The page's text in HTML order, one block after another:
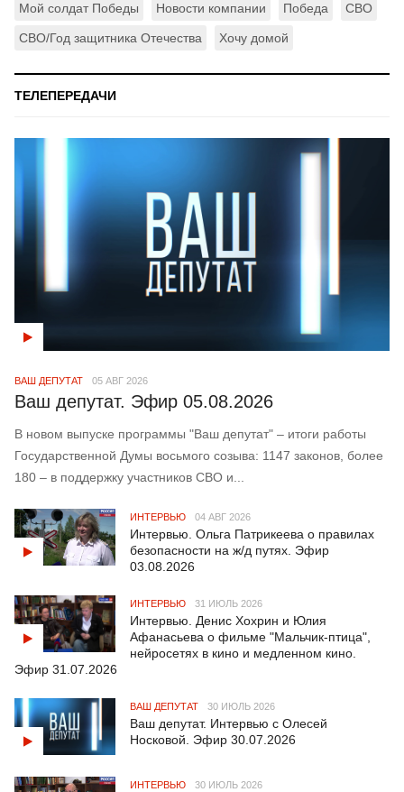
Мой солдат Победы Новости компании Победа СВО
СВО/Год защитника Отечества Хочу домой
ТЕЛЕПЕРЕДАЧИ
ВАШ ДЕПУТАТ 05 АВГ 2026
Ваш депутат. Эфир 05.08.2026
В новом выпуске программы "Ваш депутат" – итоги работы
Государственной Думы восьмого созыва: 1147 законов, более
180 – в поддержку участников СВО и...
ИНТЕРВЬЮ 04 АВГ 2026
Интервью. Ольга Патрикеева о правилах
безопасности на ж/д путях. Эфир
03.08.2026
ИНТЕРВЬЮ 31 ИЮЛЬ 2026
Интервью. Денис Хохрин и Юлия
Афанасьева о фильме "Мальчик-птица",
нейросетях в кино и медленном кино.
Эфир 31.07.2026
ВАШ ДЕПУТАТ 30 ИЮЛЬ 2026
Ваш депутат. Интервью с Олесей
Носковой. Эфир 30.07.2026
ИНТЕРВЬЮ 30 ИЮЛЬ 2026